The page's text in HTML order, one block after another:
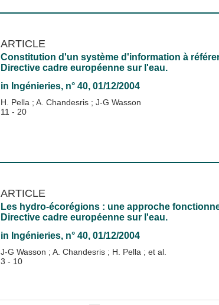
ARTICLE
Constitution d'un système d'information à
Directive cadre européenne sur l'eau.
in Ingénieries, n° 40, 01/12/2004
H. Pella ; A. Chandesris ; J-G Wasson
11 - 20
ARTICLE
Les hydro-écorégions : une approche
Directive cadre européenne sur l'eau.
in Ingénieries, n° 40, 01/12/2004
J-G Wasson ; A. Chandesris ; H. Pella ; et al.
3 - 10